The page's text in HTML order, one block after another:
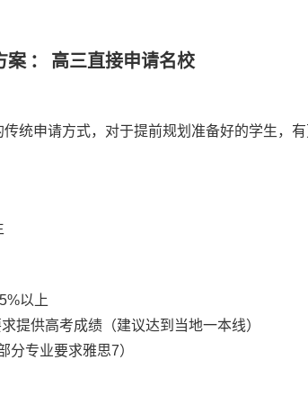
案 ： 高三直接申请名校
传统申请方式，对于提前规划准备好的学生，
以上
提供高考成绩（建议达到当地一本线）
分专业要求雅思7）